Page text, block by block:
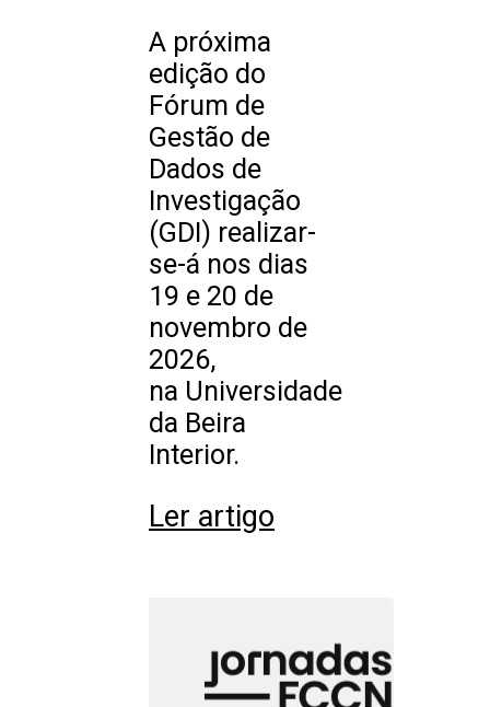
A próxima
edição do
Fórum de
Gestão de
Dados de
Investigação
(GDI) realizar-
se-á nos dias
19 e 20 de
novembro de
2026,
na Universidade
da Beira
Interior.
Ler artigo